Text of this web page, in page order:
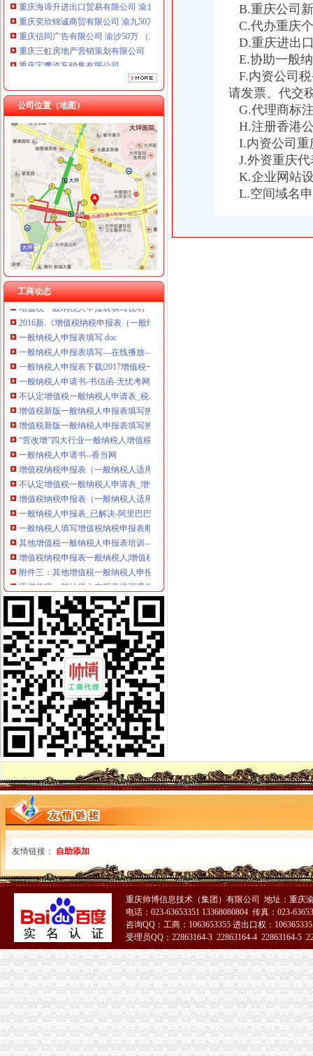
重庆奕欣锦诚商贸有限公司 渝九50万 （工商注册）
重庆信同广告有限公司 渝沙50万 （工商注册）
重庆三虹房地产营销策划有限公司
重庆宝鹰汽车销售有限公司
重庆鸽牌电线电缆有限公司 渝北10010万 (进出口权)
重庆傲志众达投资咨询有限责任公司 渝九1000万 （增资）
重庆臣夫商贸有限公司 （执照专让）
重庆卿倾商贸有限责任公司 渝江100万 （工商注册）
重庆国洪体育设施有限公司
重庆星竣贸易有限责任公司 渝中100万 （进出口权）
重庆海谛升进出口贸易有限公司 渝北100万 （进出口权）
重庆奕欣锦诚商贸有限公司 渝九50万 （工商注册）
重庆信同广告有限公司 渝沙50万 （工商注册）
重庆三虹房地产营销策划有限公司
重庆宝鹰汽车销售有限公司
公司位置（地图）
工商动态
一般纳税人申报表
我想请问下填一般纳税人增值税申报表附表二时,什么时候填待扣_
增值税一般纳税人申报
一般纳税人申报表填写及关键点说明
2016新《增值税纳税申报表（一般纳税人适用）》及其附列资料
2016年营改增后一般纳税人申报表（样表）
一般纳税人申请书
增值税新版一般纳税人申报表填写热点问题_中华会计网校_税务网校
增值税一般纳税人申请书怎么写？_百度知道
6月申报期来了,新旧增值税一般纳税人填报关键点要知道！_搜狐其它
一般纳税人申报表及附表.xls
增值税一般纳税人申报表填写说明
2016新.《增值税纳税申报表（一般纳税人适用）》及其附列资料填
一般纳税人申报表填写.doc
一般纳税人申报表填写—在线播放—优酷网,高清在线观看
一般纳税人申报表下载|2017增值税一般纳税人申报表新版_附表四+
一般纳税人申请书-书信函-无忧考网
不认定增值税一般纳税人申请表_税屋网——第一时间递财税政策
增值税新版一般纳税人申报表填写热点问题-搜狐滚动
增值税新版一般纳税人申报表填写热点问题-搜狐滚动
“营改增”四大行业一般纳税人增值税申报表样表
一般纳税人申请书--香当网
增值税纳税申报表（一般纳税人适用）
不认定增值税一般纳税人申请表_增值税_一般纳税人_申请表_认定_图
增值税纳税申报表（一般纳税人适用）及附列资料
一般纳税人申报表_已解决-阿里巴巴生意经
一般纳税人填写增值税纳税申报表顺序_搜狐时尚_搜狐网
其他增值税一般纳税人申报表培训—在线播放—优酷网,高清在线
增值税纳税申报表一般纳税人|增值税纳税申报表下载__飞翔下载
附件三：其他增值税一般纳税人申报表培训-原创-搜狐
原增值税一般纳税人申报表培训课件
一般纳税人申报表_late59_新浪博客
《一般纳税人申请书》100篇第一文库网
增值税纳税申报表一般纳税人填表说明|增值税纳税申报表一般纳税人
不认定增值税一般纳税人申请表
2016一般纳税人申请书
原增值税一般纳税人申报表培训课件
一般纳税人申请书,一般纳税人申请报告-深圳王平安律师文集
增值税一般纳税人申报表及相关表样（2012年修订附表一）-海南省国
一般纳税人申请书-会计实务-中国会计社区
一般纳税人新申报表填写说明
一般纳税人申报表附表一_文档下载
增值税一般纳税人申报表附表三、附表四电子导入模板
一般纳税人申请书的相关文章
增值税一般纳税人申报表附表二申报数据未提取过来如何处理？
一般纳税人申报表填表说明（试点纳税人适用）|广东省国家税务局
增值税申报表怎么填一般纳税人增值税申报表_土豆
增值税一般纳税人申报
一般纳税人申请书怎么样写_已解决-阿里巴巴生意经
其他增值税一般纳税人申报表培训-原创-搜狐
一般纳税人申请书(范本)_广佛会计交流群组_新浪博客
2016增值税一般纳税人纳税申报表_工商税务_中顾律网
小规模转一般纳税人申报表如何衔接_上海包听|E都市
一般纳税人申报表
我想请问下填一般纳税人增值税申报表附表二时,什么时候填待扣_
增值税一般纳税人申报
一般纳税人申报表填写及关键点说明
2016新《增值税纳税申报表（一般纳税人适用）》及其附列资料
2016年营改增后一般纳税人申报表（样表）
一般纳税人申请书
增值税新版一般纳税人申报表填写热点问题_中华会计网校_税务网校
增值税一般纳税人申请书怎么写？_百度知道
6月申报期来了,新旧增值税一般纳税人填报关键点要知道！_搜狐其它
B.重庆公司
C.代办重庆
D.重庆进出
E.协助一般
F.内资公司
请发票、代交
G.代理商标
H.注册香港
I.内资公司重
J.外资重庆代
K.企业网站
L.空间域名
友情链接： 自助添加
重庆帅博信息技术（集团）有限公司 地址：重庆
电话：023-63653351 13368080804 传真：023-
咨询QQ：工商：1063653355 进出口权：
受理员QQ：22863164-3 22863164-4 22863164-5